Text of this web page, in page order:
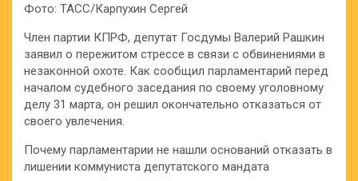
Фото: ТАСС/Карпухин Сергей
Член партии КПРФ, депутат Госдумы Валерий Рашкин
заявил о пережитом стрессе в связи с обвинениями в
незаконной охоте. Как сообщил парламентарий перед
началом судебного заседания по своему уголовному
делу 31 марта, он решил окончательно отказаться от
своего увлечения.
Почему парламентарии не нашли оснований отказать в
лишении коммуниста депутатского мандата